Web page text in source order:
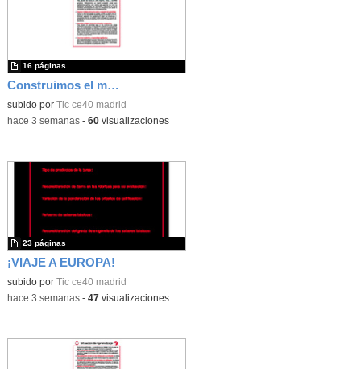
Construimos el mundo con LEGO
subido por Tic ce40 madrid
16 páginas
-hace 3 semanas- 60visualizaciones
¡VIAJE A EUROPA!
subido por Tic ce40 madrid
23 páginas
-hace 3 semanas- 47visualizaciones